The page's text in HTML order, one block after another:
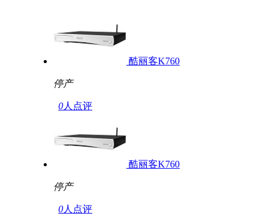
酷丽客K760
停产
0人点评
酷丽客K760
停产
0人点评